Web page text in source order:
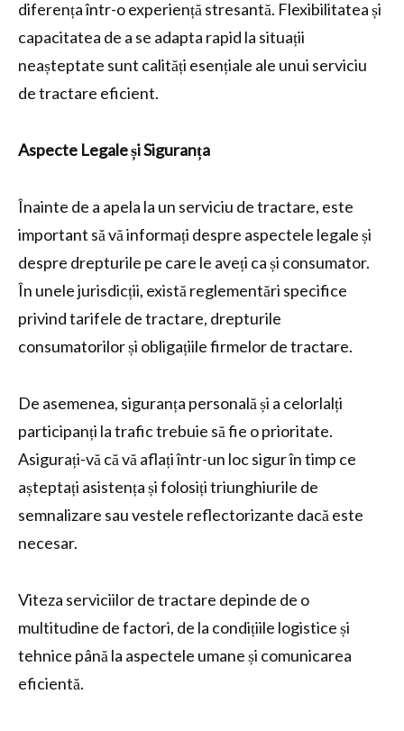
diferența într-o experiență stresantă. Flexibilitatea și
capacitatea de a se adapta rapid la situații
neașteptate sunt calități esențiale ale unui serviciu
de tractare eficient.
Aspecte Legale și Siguranța
Înainte de a apela la un serviciu de tractare, este
important să vă informați despre aspectele legale și
despre drepturile pe care le aveți ca și consumator.
În unele jurisdicții, există reglementări specifice
privind tarifele de tractare, drepturile
consumatorilor și obligațiile firmelor de tractare.
De asemenea, siguranța personală și a celorlalți
participanți la trafic trebuie să fie o prioritate.
Asigurați-vă că vă aflați într-un loc sigur în timp ce
așteptați asistența și folosiți triunghiurile de
semnalizare sau vestele reflectorizante dacă este
necesar.
Viteza serviciilor de tractare depinde de o
multitudine de factori, de la condițiile logistice și
tehnice până la aspectele umane și comunicarea
eficientă.